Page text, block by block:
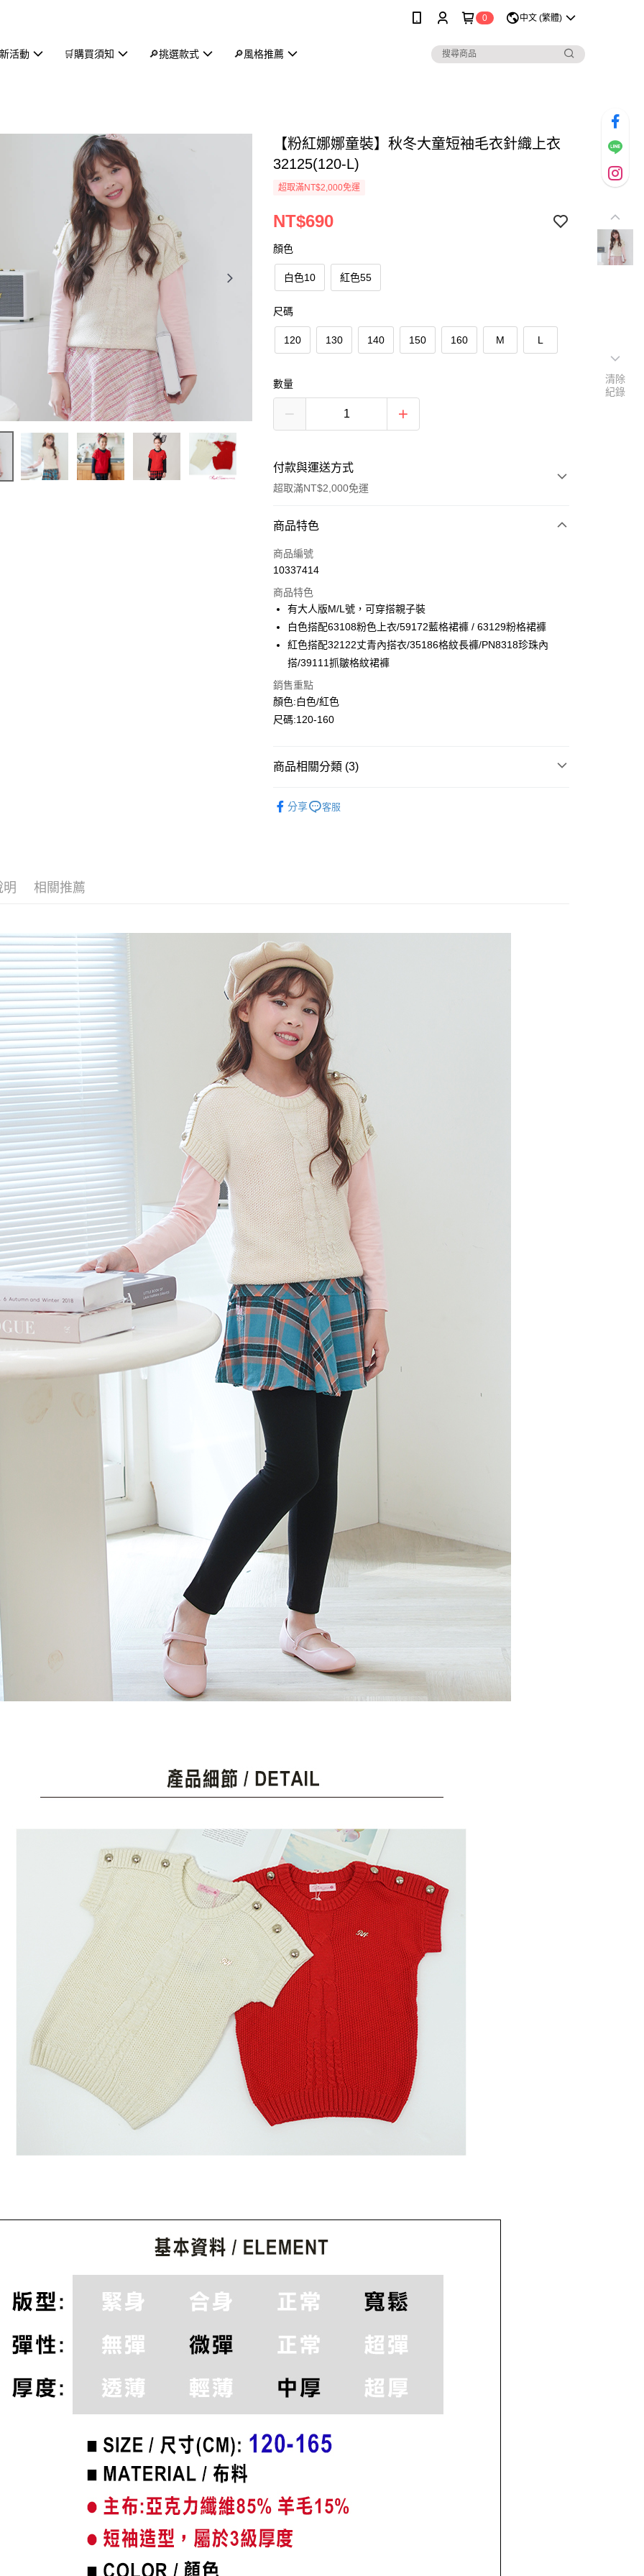
0 中文 (繁體)
活動 🛒購買須知 🔎挑選款式 🔎風格推薦
【粉紅娜娜童裝】秋冬大童短袖毛衣針織上衣
32125(120-L)
超取滿NT$2,000免運
NT$690
顏色
白色10 紅色55
尺碼
120 130 140 150 160 M L
數量
付款與運送方式
超取滿NT$2,000免運
付款方式
信用卡一次付款
LINE Pay
Apple Pay
Google Pay
ATM付款
付款後全家取貨
宅配
每筆NT$80，滿NT$2,000(含以上)免運費
商品特色
商品編號
10337414
商品特色
有大人版M/L號，可穿搭親子裝
白色搭配63108粉色上衣/59172藍格裙褲 / 63129粉格裙褲
紅色搭配32122丈青內搭衣/35186格紋長褲/PN8318珍珠內
搭/39111抓皺格紋裙褲
銷售重點
顏色:白色/紅色
尺碼:120-160
商品相關分類 (3)
分享 客服
明 相關推薦
清除
紀錄